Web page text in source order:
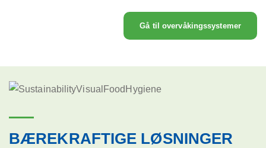
Gå til overvåkingssystemer
BÆREKRAFTIGE LØSNINGER